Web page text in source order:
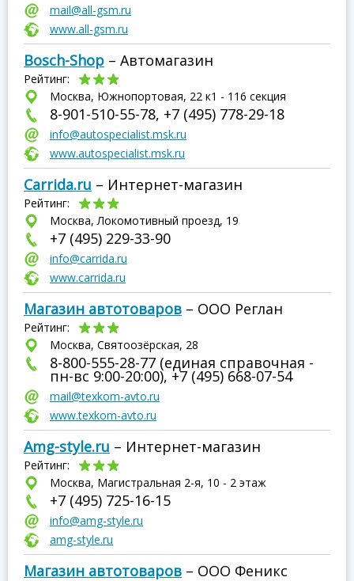
mail@all-gsm.ru
www.all-gsm.ru
Bosch-Shop – Автомагазин
Рейтинг:
Москва, Южнопортовая, 22 к1 - 116 секция
8-901-510-55-78, +7 (495) 778-29-18
info@autospecialist.msk.ru
www.autospecialist.msk.ru
Carrida.ru – Интернет-магазин
Рейтинг:
Москва, Локомотивный проезд, 19
+7 (495) 229-33-90
info@carrida.ru
www.carrida.ru
Магазин автотоваров – ООО Реглан
Рейтинг:
Москва, Святоозёрская, 28
8-800-555-28-77 (единая справочная -
пн-вс 9:00-20:00), +7 (495) 668-07-54
mail@texkom-avto.ru
www.texkom-avto.ru
Amg-style.ru – Интернет-магазин
Рейтинг:
Москва, Магистральная 2-я, 10 - 2 этаж
+7 (495) 725-16-15
info@amg-style.ru
amg-style.ru
Магазин автотоваров – ООО Феникс